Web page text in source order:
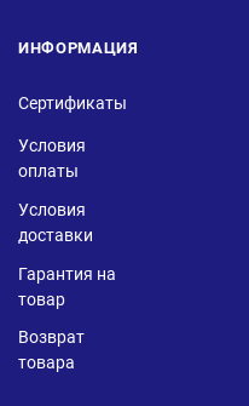
ИНФОРМАЦИЯ
Сертификаты
Условия
оплаты
Условия
доставки
Гарантия на
товар
Возврат
товара